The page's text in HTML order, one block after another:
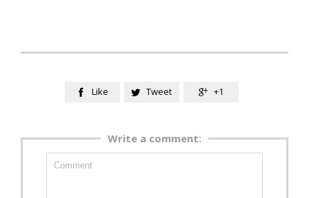
 Like  Tweet  +1
Write a comment: